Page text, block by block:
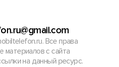
Все права
с сайта
на данный ресурс.